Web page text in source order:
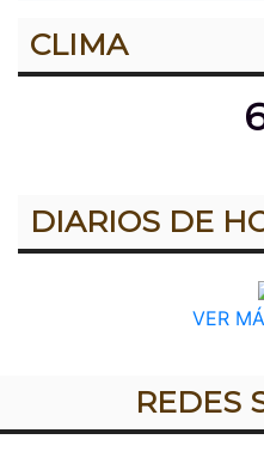
CLIMA
DIARIOS DE
VER
REDES